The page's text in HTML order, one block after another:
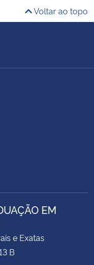
Voltar ao topo
EM
e Exatas
B